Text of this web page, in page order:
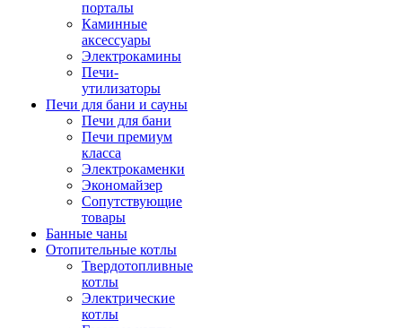
порталы
Каминные
аксессуары
Электрокамины
Печи-
утилизаторы
Печи для бани и сауны
Печи для бани
Печи премиум
класса
Электрокаменки
Экономайзер
Сопутствующие
товары
Банные чаны
Отопительные котлы
Твердотопливные
котлы
Электрические
котлы